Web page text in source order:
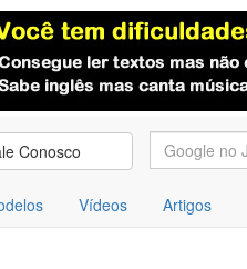
Conosco
Vídeos Artigos